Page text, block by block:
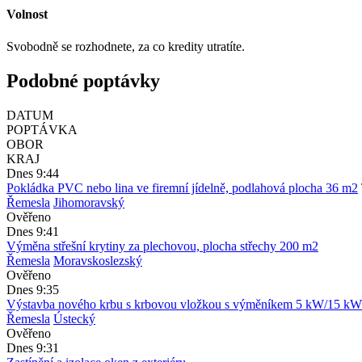
Volnost
Svobodně se rozhodnete, za co kredity utratíte.
Podobné poptávky
DATUM
POPTÁVKA
OBOR
KRAJ
Dnes 9:44
Pokládka PVC nebo lina ve firemní jídelně, podlahová plocha 36 m2
Řemesla Jihomoravský
Ověřeno
Dnes 9:41
Výměna střešní krytiny za plechovou, plocha střechy 200 m2
Řemesla Moravskoslezský
Ověřeno
Dnes 9:35
Výstavba nového krbu s krbovou vložkou s výměníkem 5 kW/15 kW
Řemesla Ústecký
Ověřeno
Dnes 9:31